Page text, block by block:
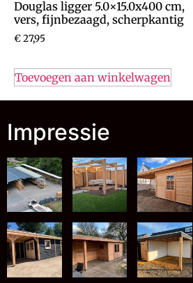
Douglas ligger 5.0×15.0x400 cm,
vers, fijnbezaagd, scherpkantig
€27,95
Toevoegen aan winkelwagen
Impressie